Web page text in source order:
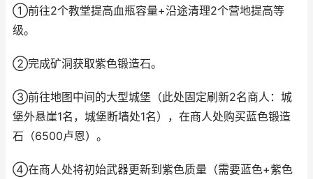
①前往2个教堂提高血瓶容量+沿途清理2个营地提高等
级。
②完成矿洞获取紫色锻造石。
③前往地图中间的大型城堡（此处固定刷新2名商人：城
堡外悬崖1名，城堡断墙处1名），在商人处购买蓝色锻造
石（6500卢恩）。
④在商人处将初始武器更新到紫色质量（需要蓝色+紫色